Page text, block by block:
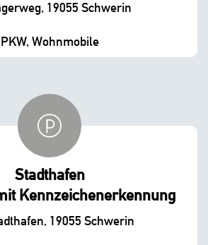
19055 Schwerin
PKW, Wohnmobile
Stadthafen
Kennzeichenerkennung
19055 Schwerin